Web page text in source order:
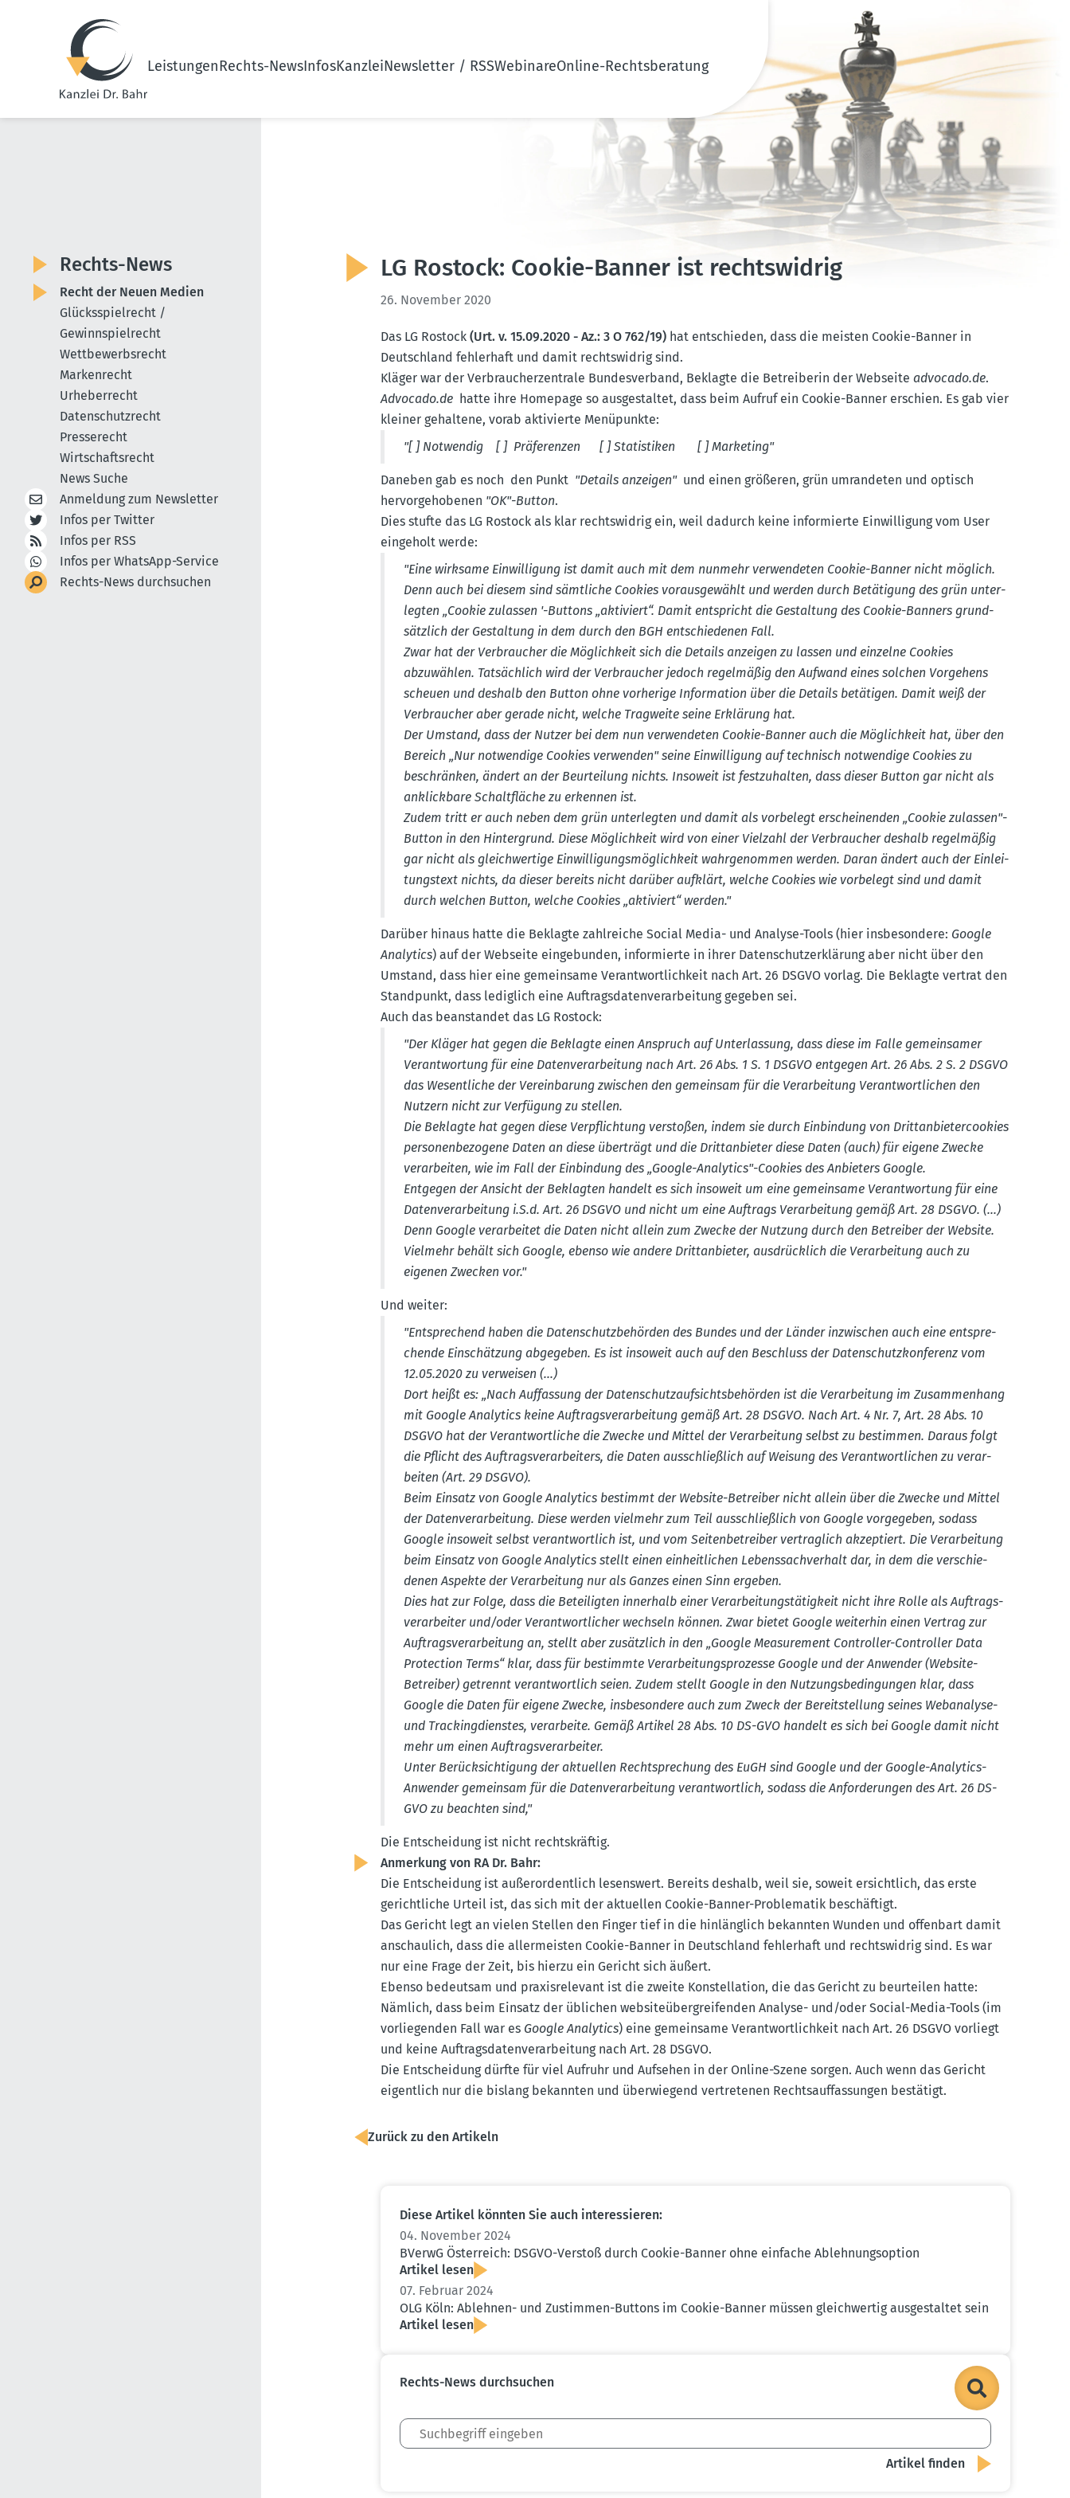
LeistungenRechts-NewsInfosKanzleiNewsletter / RSSWebinareOnline-Rechtsberatung
LG Rostock: Cookie-Banner ist rechts­widrig
26. November 2020
Das LG Rostock(Urt. v. 15.09.2020 - Az.: 3 O 762/19) hat entschieden, dass die meisten Cookie-Banner in
Deutschland fehlerhaft und damit rechts­widrig sind.
Kläger war der Verbrau­cher­zen­trale Bundes­verband, Beklagte die Betrei­berin der Webseiteadvocado.​de.
Advocado.​de hatte ihre Homepage so ausge­staltet, dass beim Aufruf ein Cookie-Banner erschien. Es gab vier
kleiner gehaltene, vorab aktivierte Menüpunkte:
"[ ] Notwendig [ ] Präfe­renzen [ ] Statis­tiken [ ] Marketing"
Daneben gab es noch den Punkt "Details anzeigen"und einen größeren, grün umran­deten und optisch
hervor­ge­ho­benen "OK"-Button.
Dies stufte das LG Rostock als klar rechts­widrig ein, weil dadurch keine infor­mierte Einwil­ligung vom User
eingeholt werde:
"Eine wirksame Einwil­ligung ist damit auch mit dem nunmehr verwen­deten Cookie-Banner nicht möglich.
Denn auch bei diesem sind sämtliche Cookies vorausge­wählt und werden durch Betätigung des grün unter­
legten „Cookie zulassen '-Buttons „aktiviert“. Damit entspricht die Gestaltung des Cookie-Banners grund­
sätzlich der Gestaltung in dem durch den BGH entschie­denen Fall.
Zwar hat der Verbraucher die Möglichkeit sich die Details anzeigen zu lassen und einzelne Cookies
abzuwählen. Tatsächlich wird der Verbraucher jedoch regel­mäßig den Aufwand eines solchen Vorgehens
scheuen und deshalb den Button ohne vorherige Infor­mation über die Details betätigen. Damit weiß der
Verbraucher aber gerade nicht, welche Tragweite seine Erklärung hat.
Der Umstand, dass der Nutzer bei dem nun verwen­deten Cookie-Banner auch die Möglichkeit hat, über den
Bereich „Nur notwendige Cookies verwenden" seine Einwil­ligung auf technisch notwendige Cookies zu
beschränken, ändert an der Beurteilung nichts. Insoweit ist festzu­halten, dass dieser Button gar nicht als
anklickbare Schalt­fläche zu erkennen ist.
Zudem tritt er auch neben dem grün unter­legten und damit als vorbelegt erschei­nenden „Cookie zulassen"-
Button in den Hinter­grund. Diese Möglichkeit wird von einer Vielzahl der Verbraucher deshalb regel­mäßig
gar nicht als gleich­wertige Einwil­li­gungs­mög­lichkeit wahrge­nommen werden. Daran ändert auch der Einlei­
tungstext nichts, da dieser bereits nicht darüber aufklärt, welche Cookies wie vorbelegt sind und damit
durch welchen Button, welche Cookies „aktiviert“ werden."
Darüber hinaus hatte die Beklagte zahlreiche Social Media- und Analyse-Tools (hier insbe­sondere: Google
Analytics) auf der Webseite einge­bunden, infor­mierte in ihrer Daten­schut­z­er­klärung aber nicht über den
Umstand, dass hier eine gemeinsame Verant­wort­lichkeit nach Art. 26 DSGVO vorlag. Die Beklagte vertrat den
Stand­punkt, dass lediglich eine Auftrags­da­ten­ver­ar­beitung gegeben sei.
Auch das beanstandet das LG Rostock:
"Der Kläger hat gegen die Beklagte einen Anspruch auf Unter­lassung, dass diese im Falle gemein­samer
Verant­wortung für eine Daten­ver­ar­beitung nach Art. 26 Abs. 1 S. 1 DSGVO entgegen Art. 26 Abs. 2 S. 2 DSGVO
das Wesent­liche der Verein­barung zwischen den gemeinsam für die Verar­beitung Verant­wort­lichen den
Nutzern nicht zur Verfügung zu stellen.
Die Beklagte hat gegen diese Verpflichtung verstoßen, indem sie durch Einbindung von Dritt­an­bie­ter­cookies
perso­nen­be­zogene Daten an diese überträgt und die Dritt­an­bieter diese Daten (auch) für eigene Zwecke
verar­beiten, wie im Fall der Einbindung des „Google-Analytics"-Cookies des Anbieters Google.
Entgegen der Ansicht der Beklagten handelt es sich insoweit um eine gemeinsame Verant­wortung für eine
Daten­ver­ar­beitung i.S.d. Art. 26 DSGVO und nicht um eine Auftrags Verar­beitung gemäß Art. 28 DSGVO. (...)
Denn Google verar­beitet die Daten nicht allein zum Zwecke der Nutzung durch den Betreiber der Website.
Vielmehr behält sich Google, ebenso wie andere Dritt­an­bieter, ausdrücklich die Verar­beitung auch zu
eigenen Zwecken vor."
Und weiter:
"Entspre­chend haben die Daten­schutz­be­hörden des Bundes und der Länder inzwi­schen auch eine entspre­
chende Einschätzung abgegeben. Es ist insoweit auch auf den Beschluss der Daten­schutz­kon­ferenz vom
12.05.2020 zu verweisen (...)
Dort heißt es: „Nach Auffassung der Daten­schutz­auf­sichts­be­hörden ist die Verar­beitung im Zusam­menhang
mit Google Analytics keine Auftrags­ver­ar­beitung gemäß Art. 28 DSGVO. Nach Art. 4 Nr. 7, Art. 28 Abs. 10
DSGVO hat der Verant­wort­liche die Zwecke und Mittel der Verar­beitung selbst zu bestimmen. Daraus folgt
die Pflicht des Auftrags­ver­ar­beiters, die Daten ausschlie­ßlich auf Weisung des Verant­wort­lichen zu verar­
beiten (Art. 29 DSGVO).
Beim Einsatz von Google Analytics bestimmt der Website-Betreiber nicht allein über die Zwecke und Mittel
der Daten­ver­ar­beitung. Diese werden vielmehr zum Teil ausschlie­ßlich von Google vorge­geben, sodass
Google insoweit selbst verant­wortlich ist, und vom Seiten­be­treiber vertraglich akzep­tiert. Die Verar­beitung
beim Einsatz von Google Analytics stellt einen einheit­lichen Lebens­sach­verhalt dar, in dem die verschie­
denen Aspekte der Verar­beitung nur als Ganzes einen Sinn ergeben.
Dies hat zur Folge, dass die Betei­ligten innerhalb einer Verar­bei­tungs­tä­tigkeit nicht ihre Rolle als Auftrags­
ver­ar­beiter und/oder Verant­wort­licher wechseln können. Zwar bietet Google weiterhin einen Vertrag zur
Auftrags­ver­ar­beitung an, stellt aber zusätzlich in den „Google Measu­rement Controller-Controller Data
Protection Terms“ klar, dass für bestimmte Verar­bei­tungs­pro­zesse Google und der Anwender (Website-
Betreiber) getrennt verant­wortlich seien. Zudem stellt Google in den Nutzungs­be­din­gungen klar, dass
Google die Daten für eigene Zwecke, insbe­sondere auch zum Zweck der Bereit­stellung seines Webanalyse-
und Tracking­dienstes, verar­beite. Gemäß Artikel 28 Abs. 10 DS-GVO handelt es sich bei Google damit nicht
mehr um einen Auftrags­ver­ar­beiter.
Unter Berück­sich­tigung der aktuellen Recht­spre­chung des EuGH sind Google und der Google-Analytics-
Anwender gemeinsam für die Daten­ver­ar­beitung verant­wortlich, sodass die Anfor­de­rungen des Art. 26 DS-
GVO zu beachten sind,"
Die Entscheidung ist nicht rechts­kräftig.
Anmerkung von RA Dr. Bahr:
Die Entscheidung ist außer­or­dentlich lesenswert. Bereits deshalb, weil sie, soweit ersichtlich, das erste
gericht­liche Urteil ist, das sich mit der aktuellen Cookie-Banner-Proble­matik beschäftigt.
Das Gericht legt an vielen Stellen den Finger tief in die hinlänglich bekannten Wunden und offenbart damit
anschaulich, dass die aller­meisten Cookie-Banner in Deutschland fehlerhaft und rechts­widrig sind. Es war
nur eine Frage der Zeit, bis hierzu ein Gericht sich äußert.
Ebenso bedeutsam und praxis­re­levant ist die zweite Konstel­lation, die das Gericht zu beurteilen hatte:
Nämlich, dass beim Einsatz der üblichen website­über­grei­fenden Analyse- und/oder Social-Media-Tools (im
vorlie­genden Fall war es Google Analytics) eine gemeinsame Verant­wort­lichkeit nach Art. 26 DSGVO vorliegt
und keine Auftrags­da­ten­ver­ar­beitung nach Art. 28 DSGVO.
Die Entscheidung dürfte für viel Aufruhr und Aufsehen in der Online-Szene sorgen. Auch wenn das Gericht
eigentlich nur die bislang bekannten und überwiegend vertre­tenen Rechts­auf­fas­sungen bestätigt.
Zurück zu den Artikeln
Diese Artikel könnten Sie auch inter­es­sieren:
04. November 2024
BVerwG Öster­reich: DSGVO-Verstoß durch Cookie-Banner ohne einfache Ableh­nungs­option
Artikel lesen
07. Februar 2024
OLG Köln: Ablehnen- und Zustimmen-Buttons im Cookie-Banner müssen gleich­wertig ausge­staltet sein
Artikel lesen
Rechts-News durch­suchen
Rechts-News
Recht der Neuen Medien
Glücksspielrecht /
Gewinnspielrecht
Wettbewerbsrecht
Markenrecht
Urheberrecht
Datenschutzrecht
Presserecht
Wirtschaftsrecht
News Suche
Anmeldung zum Newsletter
Infos per Twitter
Infos per RSS
Infos per WhatsApp-Service
Rechts-News durchsuchen